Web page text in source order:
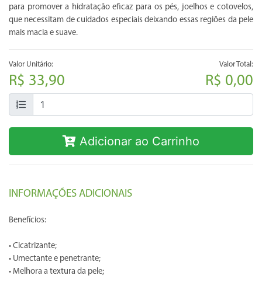
para promover a hidratação eficaz para os pés, joelhos e cotovelos,
que necessitam de cuidados especiais deixando essas regiões da pele
mais macia e suave.
Valor Unitário:
R$ 33,90
Valor Total:
R$ 0,00
Adicionar ao Carrinho
INFORMAÇÕES ADICIONAIS
Benefícios:
• Cicatrizante;
• Umectante e penetrante;
• Melhora a textura da pele;